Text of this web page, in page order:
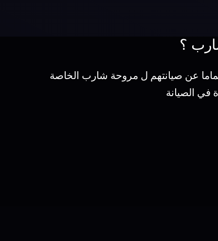
؟
عن صيانتهم ل مروحة شارب الخاصة
في الصيانة